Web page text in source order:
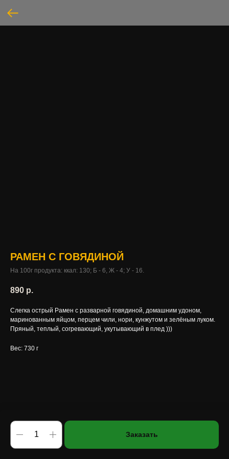
РАМЕН С ГОВЯДИНОЙ
На 100г продукта: ккал: 130; Б - 6, Ж - 4; У - 16.
890 р.
Заказать
Слегка острый Рамен с разварной говядиной, домашним удоном,
маринованным яйцом, перцем чили, нори, кунжутом и зелёным луком.
Пряный, теплый, согревающий, укутывающий в плед )))
Вес: 730 г